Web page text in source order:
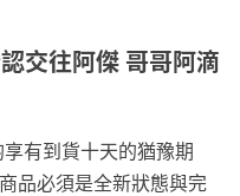
交往阿傑 哥哥阿滴
有到貨十天的猶豫期
品必須是全新狀態與完